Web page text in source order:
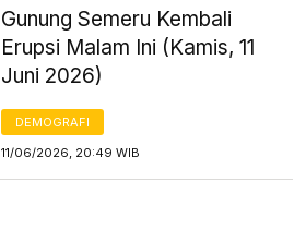
Gunung Semeru Kembali
Erupsi Malam Ini (Kamis, 11
Juni 2026)
DEMOGRAFI
11/06/2026, 20:49 WIB